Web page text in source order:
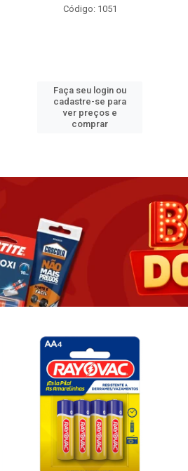
Código: 1051
Faça seu login ou
cadastre-se para
ver preços e
comprar